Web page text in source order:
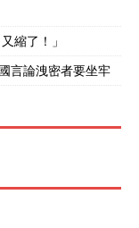
縮了！」
言論洩密者要坐牢